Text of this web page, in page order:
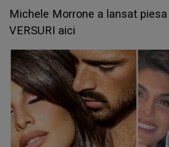
Michele Morrone a lansat piesa
VERSURI aici